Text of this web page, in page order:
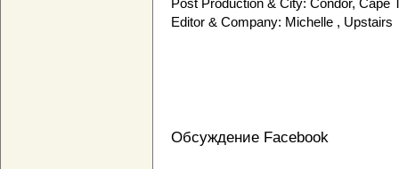
Post Production & City: Condor, Cape
Editor & Company: Michelle , Upstairs
Обсуждение Facebook